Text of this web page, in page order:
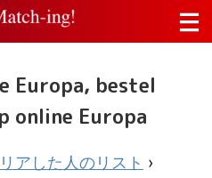
Europa, bestel
online Europa
アした人のリスト ›